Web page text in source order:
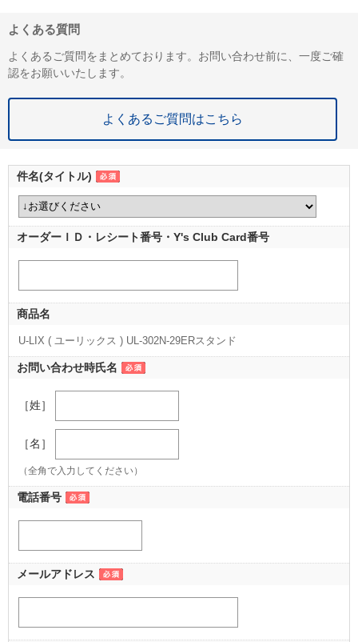
よくある質問
よくあるご質問をまとめております。お問い合わせ前に、一度ご確
認をお願いいたします。
よくあるご質問はこちら
件名(タイトル)
オーダーＩＤ・レシート番号・Y's Club Card番号
商品名
U-LIX ( ユーリックス ) UL-302N-29ERスタンド
お問い合わせ時氏名
［姓］
［名］
（全角で入力してください）
電話番号
メールアドレス